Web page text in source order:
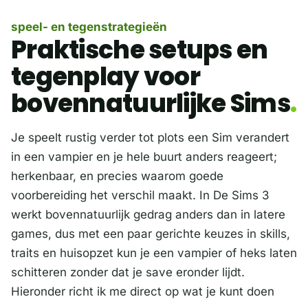
speel- en tegenstrategieën
Praktische setups en
tegenplay voor
bovennatuurlijke Sims
Je speelt rustig verder tot plots een Sim verandert
in een vampier en je hele buurt anders reageert;
herkenbaar, en precies waarom goede
voorbereiding het verschil maakt. In De Sims 3
werkt bovennatuurlijk gedrag anders dan in latere
games, dus met een paar gerichte keuzes in skills,
traits en huisopzet kun je een vampier of heks laten
schitteren zonder dat je save eronder lijdt.
Hieronder richt ik me direct op wat je kunt doen